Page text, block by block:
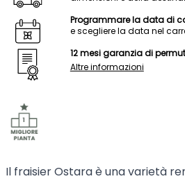
Programmare la data di
e scegliere la data nel
12 mesi garanzia di
Altre informazioni
Il fraisier Ostara è una varietà